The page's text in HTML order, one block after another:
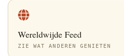
Wereldwijde Feed
ZIE WAT ANDEREN GENIETEN